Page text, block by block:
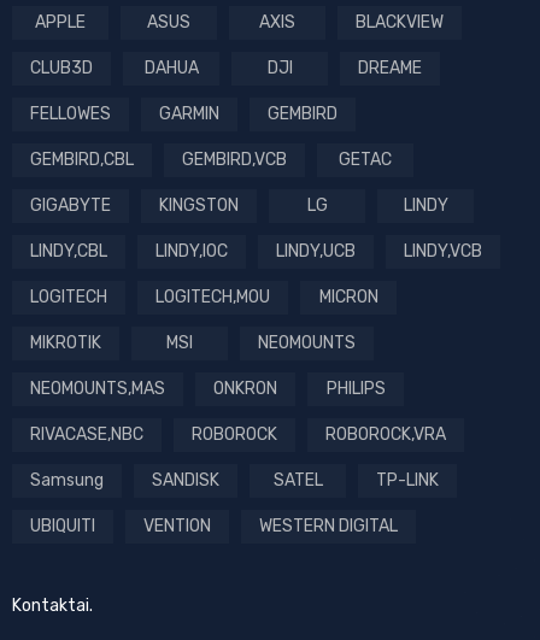
APPLE ASUS AXIS BLACKVIEW
CLUB3D DAHUA DJI DREAME
FELLOWES GARMIN GEMBIRD
GEMBIRD,CBL GEMBIRD,VCB GETAC
GIGABYTE KINGSTON LG LINDY
LINDY,CBL LINDY,IOC LINDY,UCB LINDY,VCB
LOGITECH LOGITECH,MOU MICRON
MIKROTIK MSI NEOMOUNTS
NEOMOUNTS,MAS ONKRON PHILIPS
RIVACASE,NBC ROBOROCK ROBOROCK,VRA
Samsung SANDISK SATEL TP-LINK
UBIQUITI VENTION WESTERN DIGITAL
Kontaktai.